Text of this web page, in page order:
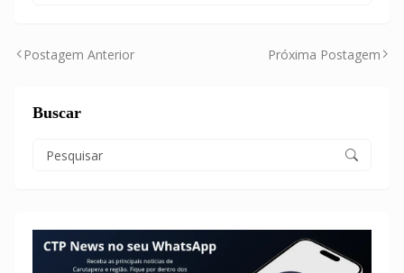
Postagem Anterior Próxima Postagem
Buscar